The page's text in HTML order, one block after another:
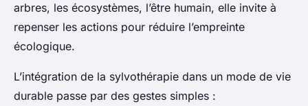
arbres, les écosystèmes, l’être humain, elle invite à
repenser les actions pour réduire l’empreinte
écologique.
L’intégration de la sylvothérapie dans un mode de vie
durable passe par des gestes simples :